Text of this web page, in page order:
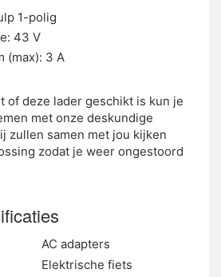
1-polig
43 V
(max): 3 A
of deze lader geschikt is kun je
met onze deskundige
zullen samen met jou kijken
zodat je weer ongestoord
AC adapters
Elektrische fiets